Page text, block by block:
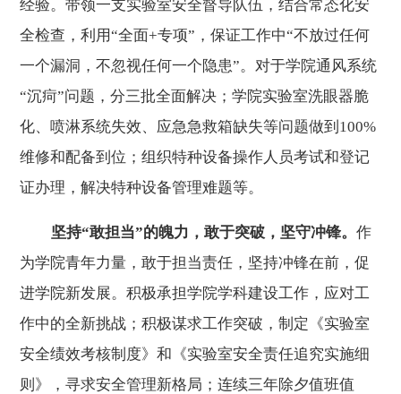
经验。带领一支实验室安全督导队伍，结合常态化安
全检查，利用“全面+专项”，保证工作中“不放过任何
一个漏洞，不忽视任何一个隐患”。对于学院通风系统
“沉疴”问题，分三批全面解决；学院实验室洗眼器脆
化、喷淋系统失效、应急急救箱缺失等问题做到 100%
维修和配备到位；组织特种设备操作人员考试和登记
证办理，解决特种设备管理难题等。
坚持“敢担当”的魄力，敢于突破，坚守冲锋。 作
为学院青年力量，敢于担当责任，坚持冲锋在前，促
进学院新发展。积极承担学院学科建设工作，应对工
作中的全新挑战；积极谋求工作突破，制定《实验室
安全绩效考核制度》和《实验室安全责任追究实施细
则》，寻求安全管理新格局；连续三年除夕值班值